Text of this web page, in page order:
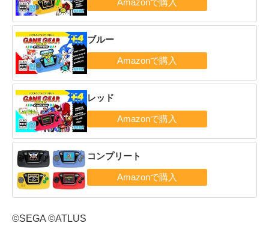
ブルー
レッド
コンプリート
©SEGA ©ATLUS